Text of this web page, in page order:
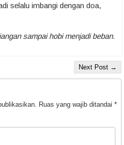
selalu imbangi dengan doa,
sampai hobi menjadi beban.
Next Post →
Ruas yang wajib ditandai *